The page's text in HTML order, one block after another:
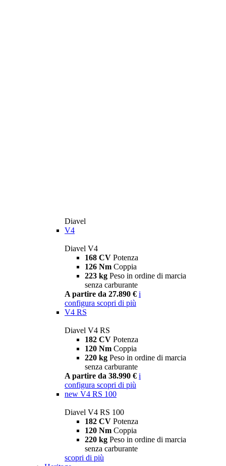
Diavel
V4
Diavel V4
168 CV Potenza
126 Nm Coppia
223 kg Peso in ordine di marcia
senza carburante
A partire da 27.890 € i
configura scopri di più
V4 RS
Diavel V4 RS
182 CV Potenza
120 Nm Coppia
220 kg Peso in ordine di marcia
senza carburante
A partire da 38.990 € i
configura scopri di più
new V4 RS 100
Diavel V4 RS 100
182 CV Potenza
120 Nm Coppia
220 kg Peso in ordine di marcia
senza carburante
scopri di più